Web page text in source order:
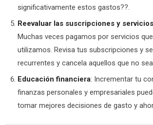
significativamente estos gastos??.
Reevaluar las suscripciones y
Muchas veces pagamos por servicios
utilizamos. Revisa tus subscripciones y
recurrentes y cancela aquellos que no
Educación financiera: Incrementar tu
finanzas personales y empresariales
tomar mejores decisiones de gasto y